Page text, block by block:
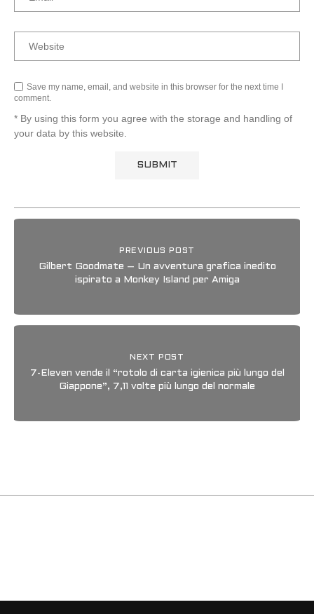
Save my name, email, and website in this browser for the next time I
comment.
* By using this form you agree with the storage and handling of
your data by this website.
PREVIOUS POST
Gilbert Goodmate – Un avventura grafica inedito
ispirato a Monkey Island per Amiga
NEXT POST
7-Eleven vende il “rotolo di carta igienica più lungo del
Giappone”, 7,11 volte più lungo del normale